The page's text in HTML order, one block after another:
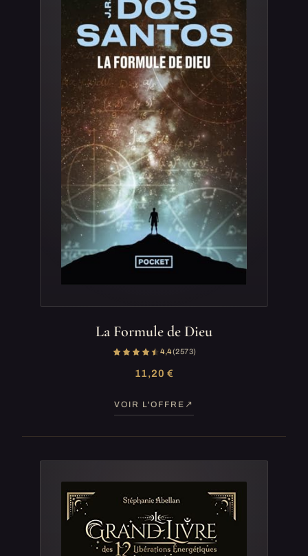
La Formule de Dieu
4,4(2 573)
11,20 €
VOIR L'OFFRE